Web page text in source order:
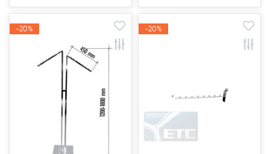
-20%
-20% -20%
-20%